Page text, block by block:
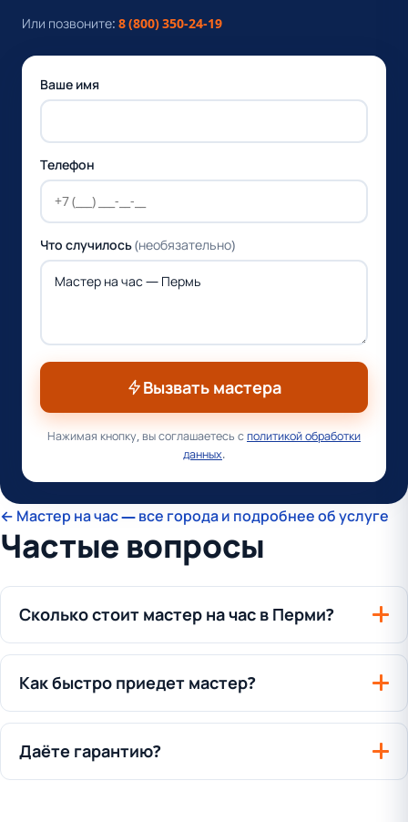
Или позвоните: 8 (800) 350-24-19
Ваше имя
Телефон
Что случилось(необязательно)
Вызвать мастера
Нажимая кнопку, вы соглашаетесь сполитикой обработки
данных.
← Мастер на час — все города и подробнее об услуге
Частые вопросы
Сколько стоит мастер на час в Перми?
Как быстро приедет мастер?
Даёте гарантию?